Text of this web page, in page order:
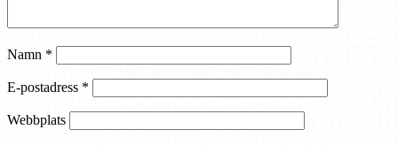
Namn *
E-postadress *
Webbplats